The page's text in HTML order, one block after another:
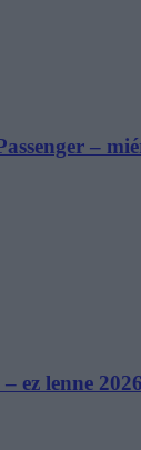
–
ez lenne